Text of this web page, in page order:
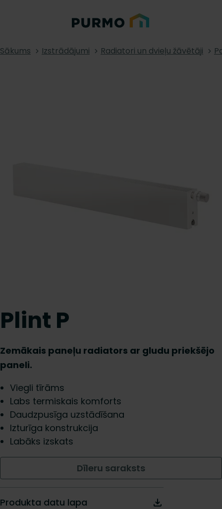
Sākums Izstrādājumi Radiatori un dvieļu žāvētāji
Plint P
Zemākais paneļu radiators ar gludu priekšējo
paneli.
Viegli tīrāms
Labs termiskais komforts
Daudzpusīga uzstādīšana
Izturīga konstrukcija
Labāks izskats
Dīleru saraksts
Produkta datu lapa